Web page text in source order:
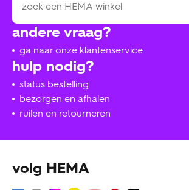
hulp nodig?
status bestelling
bezorgen en afhalen
ruilen en retourneren
andere vraag?
ga naar onze klantenservice
volg HEMA